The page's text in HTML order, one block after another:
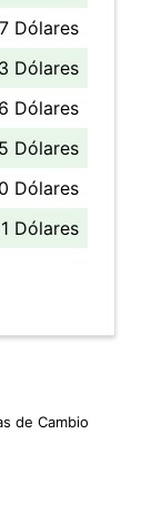
Dólares
Dólares
Dólares
Dólares
Dólares
Dólares
de Cambio